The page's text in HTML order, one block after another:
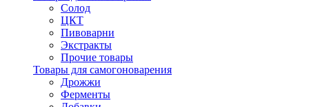
Солод
ЦКТ
Пивоварни
Экстракты
Прочие товары
Товары для самогоноварения
Дрожжи
Ферменты